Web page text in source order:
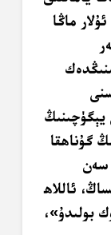
ماڭا
يېگۈچىنىڭ
گۇناھقا
سەن
ئاللاھ
بولىدۇ»،